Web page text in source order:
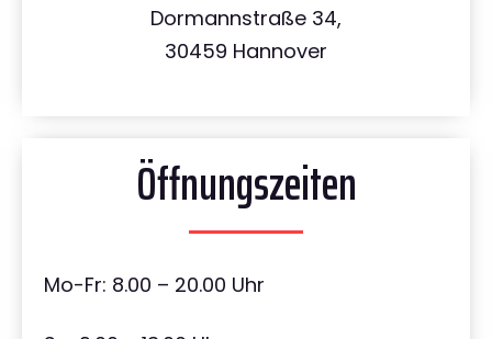
Dormannstraße 34,
30459 Hannover
Öffnungszeiten
Mo-Fr: 8.00 – 20.00 Uhr